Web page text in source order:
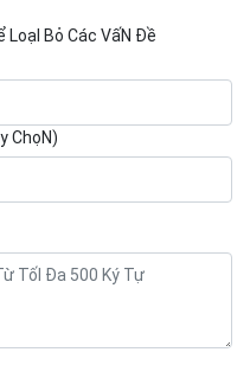
LoạI Bỏ Các VấN Đề
ChọN)